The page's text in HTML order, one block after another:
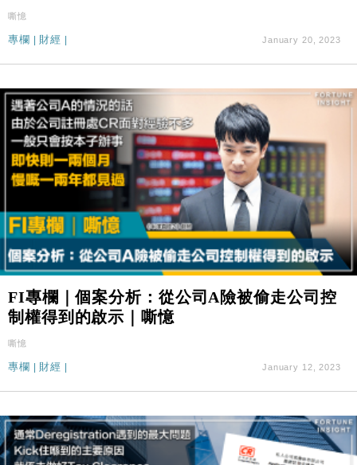
嘶憶
專欄 財經 January 20, 2023
FI專欄｜個案分析：從公司A險被偷走公司控
制權得到的啟示｜嘶憶
嘶憶
專欄 | 財經 | January 12, 2023